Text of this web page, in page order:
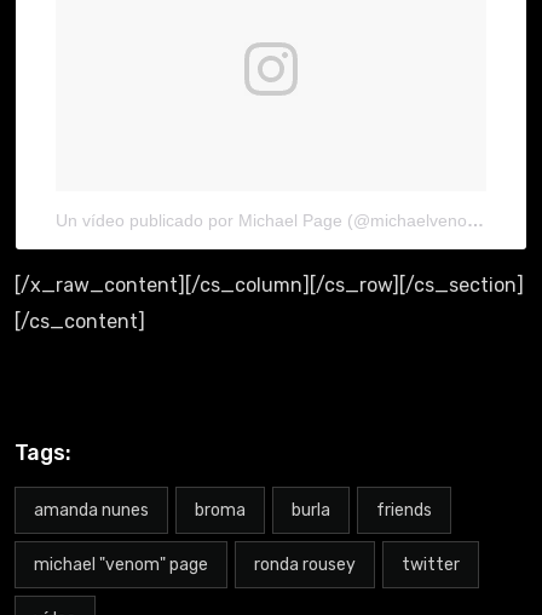
Un vídeo publicado por Michael Page (@michaelvenompage)
[/x_raw_content][/cs_column][/cs_row][/cs_section]
[/cs_content]
Tags:
amanda nunes broma burla friends
michael "venom" page ronda rousey twitter